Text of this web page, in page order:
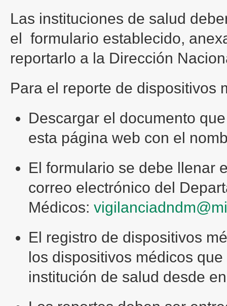
Las instituciones de salud
el formulario establecido,
reportarlo a la Dirección
Para el reporte de dispositivos
Descargar el documento
esta página web con el
El formulario se debe llenar
correo electrónico del
Médicos:
El registro de dispositivos
los dispositivos médicos
institución de salud desde